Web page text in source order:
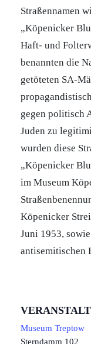
Straßennamen
„Köpenicker
Haft- und
benannten die
getöteten SA-
gegen politisch
Juden zu
wurden diese
„Köpenicker
im Museum
Köpenicker
Juni 1953,
antisemitischen
Museum Treptow
Sterndamm 102